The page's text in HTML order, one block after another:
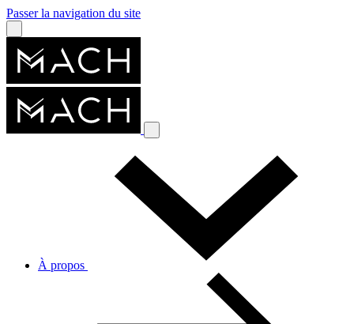
Passer la navigation du site
À propos